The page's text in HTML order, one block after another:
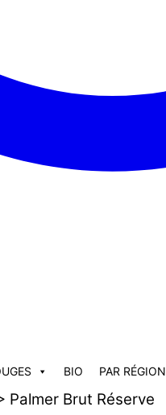
BIO PAR RÉGION
Palmer Brut Réserve